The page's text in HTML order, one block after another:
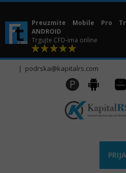
Skip
content
Preuzmite Mobile Pro
ANDROID
Trgujte CFD-ima online
| podrska@kapitalrs.com
P Android